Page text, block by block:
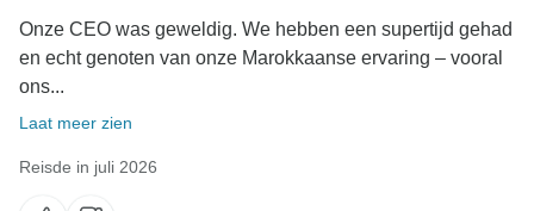
Onze CEO was geweldig. We hebben een supertijd gehad
en echt genoten van onze Marokkaanse ervaring – vooral
ons...
Laat meer zien
Reisde in juli 2026